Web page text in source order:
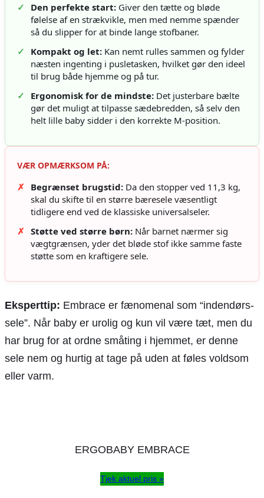
✓ Den perfekte start: Giver den tætte og bløde
følelse af en strækvikle, men med nemme spænder
så du slipper for at binde lange stofbaner.
✓
Kompakt og let: Kan nemt rulles sammen og fylder
næsten ingenting i pusletasken, hvilket gør den ideel
til brug både hjemme og på tur.
✓
Ergonomisk for de mindste: Det justerbare bælte
gør det muligt at tilpasse sædebredden, så selv den
helt lille baby sidder i den korrekte M-position.
VÆR OPMÆRKSOM PÅ:
✗ Begrænset brugstid: Da den stopper ved 11,3 kg,
skal du skifte til en større bæresele væsentligt
tidligere end ved de klassiske universalseler.
✗ Støtte ved større børn: Når barnet nærmer sig
vægtgrænsen, yder det bløde stof ikke samme faste
støtte som en kraftigere sele.
Eksperttip: Embrace er fænomenal som “indendørs-
sele”. Når baby er urolig og kun vil være tæt, men du
har brug for at ordne småting i hjemmet, er denne
sele nem og hurtig at tage på uden at føles voldsom
eller varm.
ERGOBABY EMBRACE
Tjek aktuel pris »